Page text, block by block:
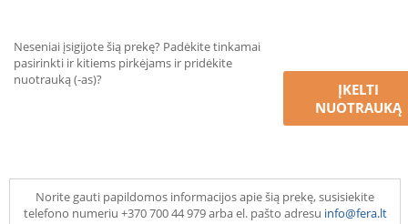
Neseniai įsigijote šią prekę? Padėkite tinkamai
pasirinkti ir kitiems pirkėjams ir pridėkite
nuotrauką (-as)?
ĮKELTI
NUOTRAUKĄ
Norite gauti papildomos informacijos apie šią prekę, susisiekite
telefono numeriu +370 700 44 979 arba el. pašto adresu info@fera.lt